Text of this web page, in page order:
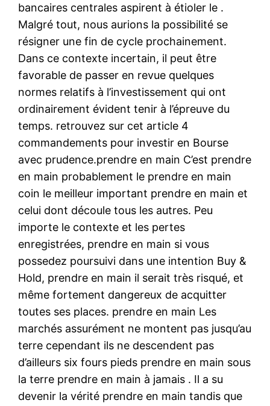
bancaires centrales aspirent à étioler le .
Malgré tout, nous aurions la possibilité se
résigner une fin de cycle prochainement.
Dans ce contexte incertain, il peut être
favorable de passer en revue quelques
normes relatifs à l’investissement qui ont
ordinairement évident tenir à l’épreuve du
temps. retrouvez sur cet article 4
commandements pour investir en Bourse
avec prudence.prendre en main C’est prendre
en main probablement le prendre en main
coin le meilleur important prendre en main et
celui dont découle tous les autres. Peu
importe le contexte et les pertes
enregistrées, prendre en main si vous
possedez poursuivi dans une intention Buy &
Hold, prendre en main il serait très risqué, et
même fortement dangereux de acquitter
toutes ses places. prendre en main Les
marchés assurément ne montent pas jusqu’au
terre cependant ils ne descendent pas
d’ailleurs six fours pieds prendre en main sous
la terre prendre en main à jamais . Il a su
devenir la vérité prendre en main tandis que